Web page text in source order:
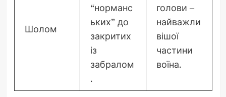
Шолом
“норманс
ьких” до
закритих
із
забралом
.
голови –
найважли
вішої
частини
воїна.